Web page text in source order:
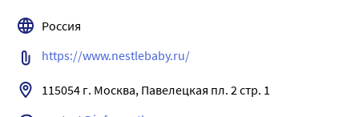
Россия
https://www.nestlebaby.ru/
115054 г. Москва, Павелецкая пл. 2 стр. 1